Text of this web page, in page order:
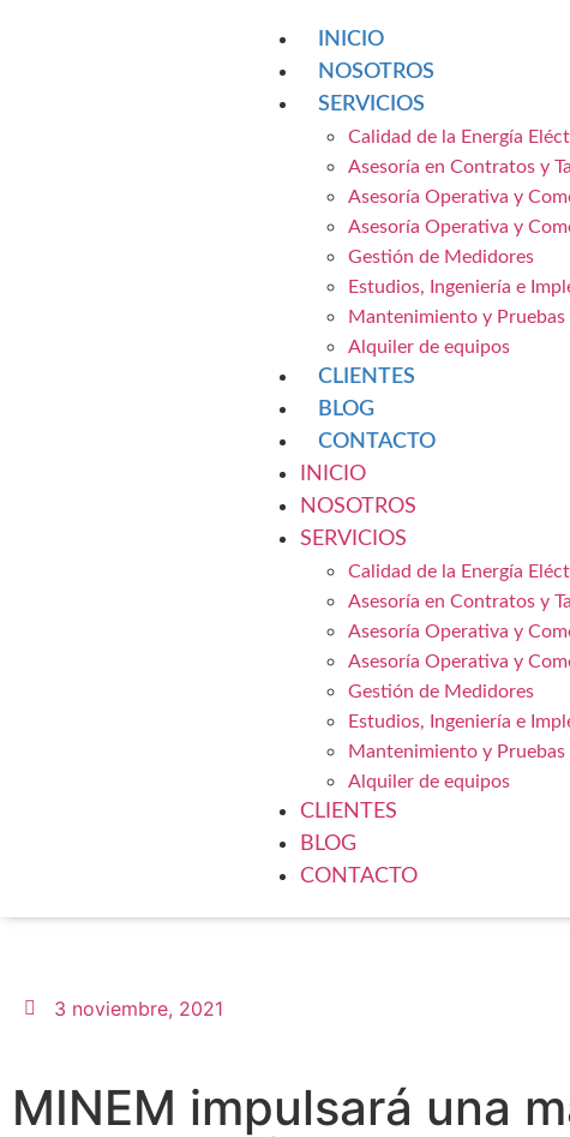
INICIO
NOSOTROS
SERVICIOS
Calidad de la Energía
Asesoría en Contratos y
Asesoría Operativa y
Asesoría Operativa y
Gestión de Medidores
Estudios, Ingeniería e
Mantenimiento y Pruebas
Alquiler de equipos
CLIENTES
BLOG
CONTACTO
INICIO
NOSOTROS
SERVICIOS
Calidad de la Energía
Asesoría en Contratos y
Asesoría Operativa y
Asesoría Operativa y
Gestión de Medidores
Estudios, Ingeniería e
Mantenimiento y Pruebas
Alquiler de equipos
CLIENTES
BLOG
CONTACTO
3 noviembre, 2021
MINEM impulsará una